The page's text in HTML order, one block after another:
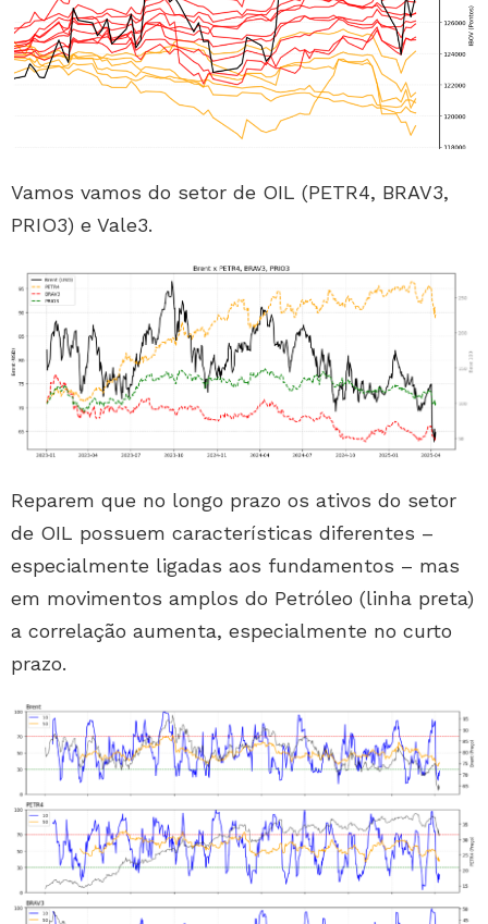
Vamos vamos do setor de OIL (PETR4, BRAV3,
PRIO3) e Vale3.
Reparem que no longo prazo os ativos do setor
de OIL possuem características diferentes –
especialmente ligadas aos fundamentos – mas
em movimentos amplos do Petróleo (linha preta)
a correlação aumenta, especialmente no curto
prazo.